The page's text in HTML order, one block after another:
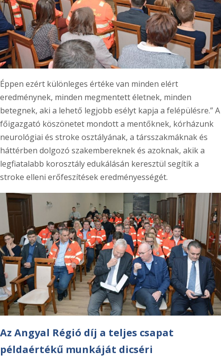
Éppen ezért különleges értéke van minden elért
eredménynek, minden megmentett életnek, minden
betegnek, aki a lehető legjobb esélyt kapja a felépülésre.” A
főigazgató köszönetet mondott a mentőknek, kórházunk
neurológiai és stroke osztályának, a társszakmáknak és
háttérben dolgozó szakembereknek és azoknak, akik a
legfiatalabb korosztály edukálásán keresztül segítik a
stroke elleni erőfeszítések eredményességét.
Az Angyal Régió díj a teljes csapat
példaértékű munkáját dicséri